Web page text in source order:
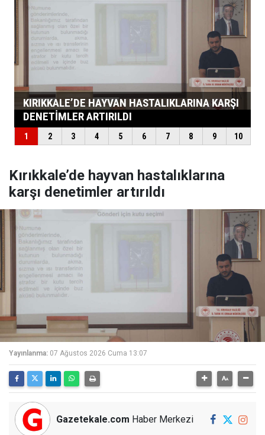
Kırıkkale’de hayvan hastalıklarına
karşı denetimler artırıldı
Yayınlanma: 07 Ağustos 2026 Cuma 13:07
Gazetekale.com Haber Merkezi